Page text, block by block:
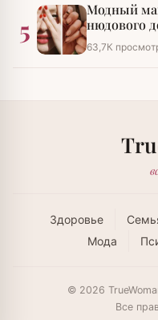
5
Модный
нюдового
стразами
63,7К
Здоровье
Мода
© 2026
Все